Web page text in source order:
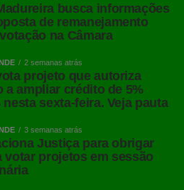
busca informações
de remanejamento
na Câmara
2 semanas atrás
projeto que autoriza
a ampliar crédito de 5%
nesta sexta-feira. Veja pauta
3 semanas atrás
Justiça para obrigar
votar projetos em sessão